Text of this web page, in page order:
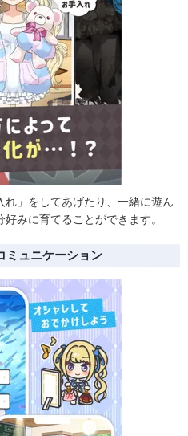
れ」をしてあげたり、一緒に遊ん
みに育てることができます。
ミュニケーション